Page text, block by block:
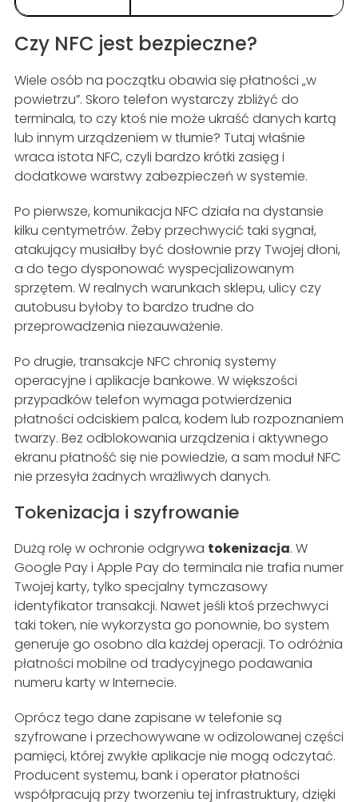
Czy NFC jest bezpieczne?
Wiele osób na początku obawia się płatności „w
powietrzu”. Skoro telefon wystarczy zbliżyć do
terminala, to czy ktoś nie może ukraść danych kartą
lub innym urządzeniem w tłumie? Tutaj właśnie
wraca istota NFC, czyli bardzo krótki zasięg i
dodatkowe warstwy zabezpieczeń w systemie.
Po pierwsze, komunikacja NFC działa na dystansie
kilku centymetrów. Żeby przechwycić taki sygnał,
atakujący musiałby być dosłownie przy Twojej dłoni,
a do tego dysponować wyspecjalizowanym
sprzętem. W realnych warunkach sklepu, ulicy czy
autobusu byłoby to bardzo trudne do
przeprowadzenia niezauważenie.
Po drugie, transakcje NFC chronią systemy
operacyjne i aplikacje bankowe. W większości
przypadków telefon wymaga potwierdzenia
płatności odciskiem palca, kodem lub rozpoznaniem
twarzy. Bez odblokowania urządzenia i aktywnego
ekranu płatność się nie powiedzie, a sam moduł NFC
nie przesyła żadnych wrażliwych danych.
Tokenizacja i szyfrowanie
Dużą rolę w ochronie odgrywa tokenizacja. W
Google Pay i Apple Pay do terminala nie trafia numer
Twojej karty, tylko specjalny tymczasowy
identyfikator transakcji. Nawet jeśli ktoś przechwyci
taki token, nie wykorzysta go ponownie, bo system
generuje go osobno dla każdej operacji. To odróżnia
płatności mobilne od tradycyjnego podawania
numeru karty w Internecie.
Oprócz tego dane zapisane w telefonie są
szyfrowane i przechowywane w odizolowanej części
pamięci, której zwykłe aplikacje nie mogą odczytać.
Producent systemu, bank i operator płatności
współpracują przy tworzeniu tej infrastruktury, dzięki